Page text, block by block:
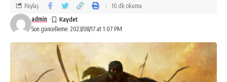
Son güncelleme: 2023/08/17 at 1:07 PM
admin
Paylaş 10 dk okuma